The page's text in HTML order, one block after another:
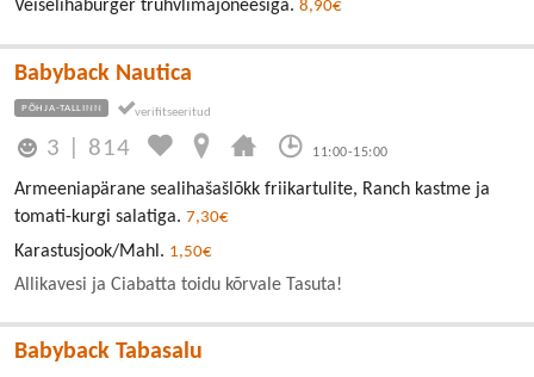
Veiselihaburger trühvlimajoneesiga. 8,90€
Babyback Nautica
PÕHJA-TALLINN
3 814 11:00-15:00
Armeeniapärane sealihašašlõkk friikartulite, Ranch kastme ja
tomati-kurgi salatiga. 7,30€
Karastusjook/Mahl. 1,50€
Allikavesi ja Ciabatta toidu kõrvale Tasuta!
Babyback Tabasalu